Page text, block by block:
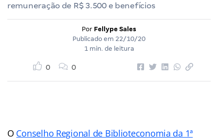
remuneração de R$ 3.500 e benefícios
Por Fellype Sales
Publicado em 22/10/20
1 min. de leitura
0 0
O Conselho Regional de Biblioteconomia da 1ª